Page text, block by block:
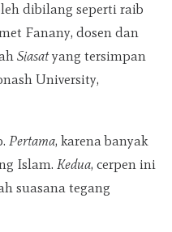
dibilang seperti raib
Fanany, dosen dan
Siasatyang tersimpan
University,
Pertama, karena banyak
Islam. Kedua, cerpen ini
suasana tegang